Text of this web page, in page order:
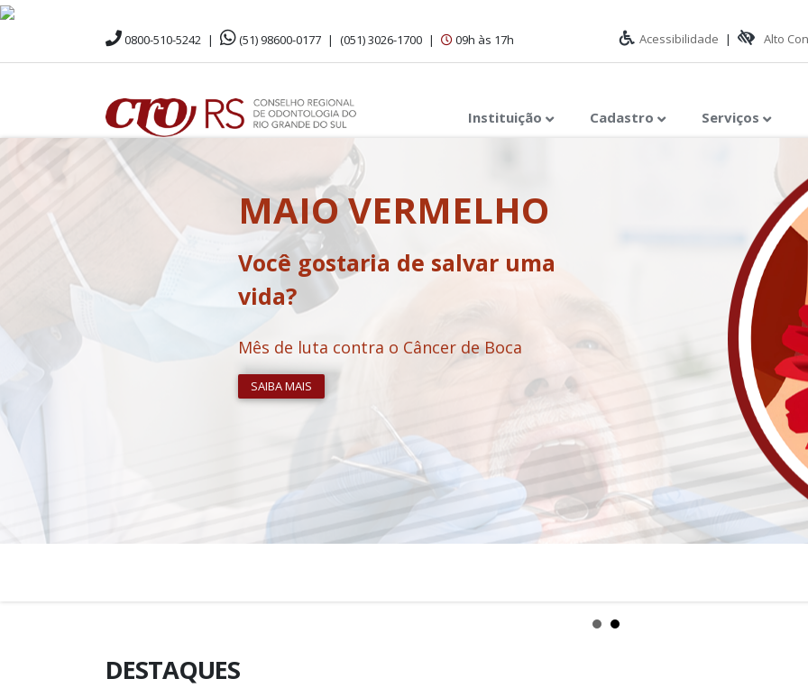
0800-510-5242 | (51) 98600-0177 | (051) 3026-1700 | 09h às 17h Acessibilidade | Alto
Instituição Cadastro Serviços
MAIO VERMELHO
Você gostaria de salvar uma
vida?
Mês de luta contra o Câncer de Boca
SAIBA MAIS
DESTAQUES